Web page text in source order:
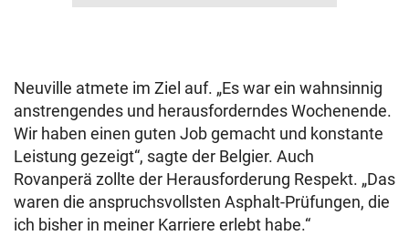
Neuville atmete im Ziel auf. „Es war ein wahnsinnig
anstrengendes und herausforderndes Wochenende.
Wir haben einen guten Job gemacht und konstante
Leistung gezeigt“, sagte der Belgier. Auch
Rovanperä zollte der Herausforderung Respekt. „Das
waren die anspruchsvollsten Asphalt-Prüfungen, die
ich bisher in meiner Karriere erlebt habe.“